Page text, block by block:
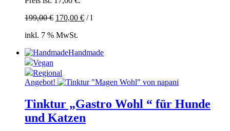
199,00€ 170,00 € /l
inkl. 7 % MwSt.
Handmade
Vegan
Regional
Angebot!
Tinktur „Gastro Wohl “ für Hunde
und Katzen